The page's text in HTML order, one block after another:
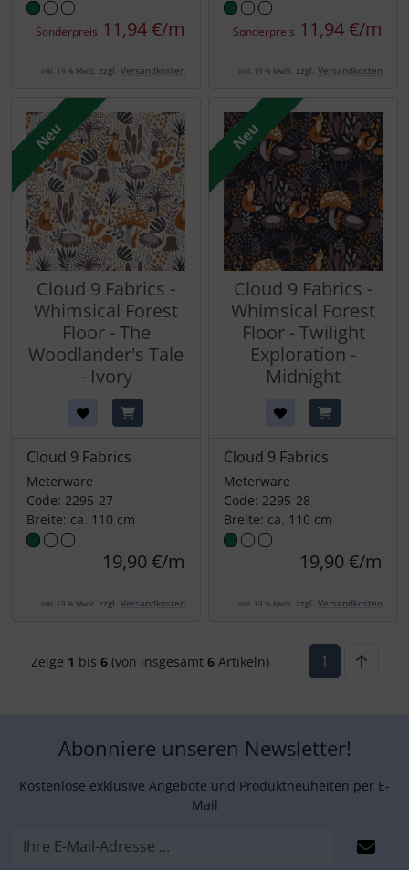
Sonderpreis 11,94 €/m
inkl. 19 % MwSt. zzgl. Versandkosten
Sonderpreis 11,94 €/m
inkl. 19 % MwSt. zzgl. Versandkosten
Neu
Cloud 9 Fabrics -
Whimsical Forest
Floor - The
Woodlander's Tale
- Ivory
Cloud 9 Fabrics
Meterware
Code: 2295-27
Breite: ca. 110 cm
19,90 €/m
inkl. 19 % MwSt. zzgl. Versandkosten
Neu
Cloud 9 Fabrics -
Whimsical Forest
Floor - Twilight
Exploration -
Midnight
Cloud 9 Fabrics
Meterware
Code: 2295-28
Breite: ca. 110 cm
19,90 €/m
inkl. 19 % MwSt. zzgl. Versandkosten
Zeige 1 bis 6(von insgesamt 6Artikeln) 1
Abonniere unseren Newsletter!
Kostenlose exklusive Angebote und Produktneuheiten per E-
Mail